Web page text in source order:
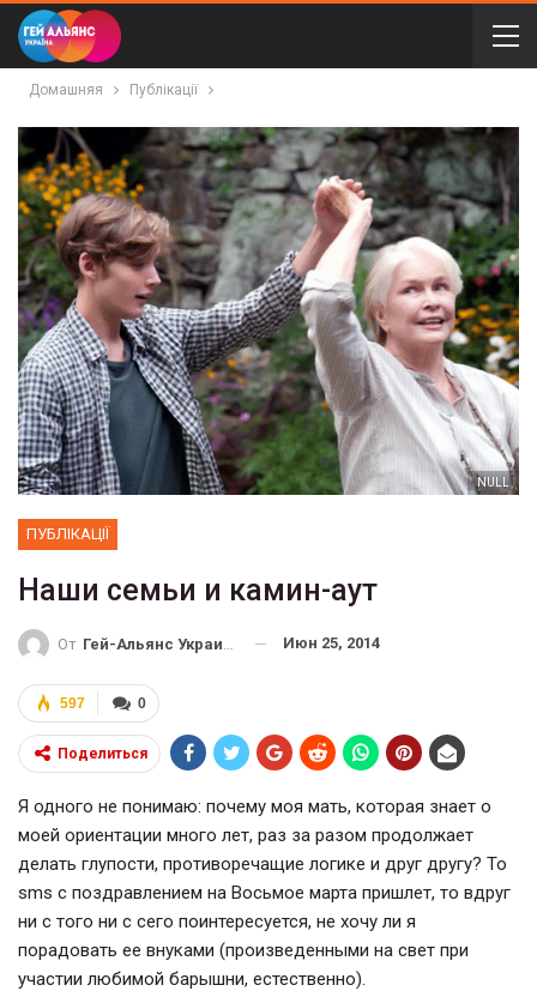
Домашняя Публікації
NULL
ПУБЛІКАЦІЇ
Наши семьи и камин-аут
От Гей-Альянс Украина Июн 25, 2014
0
597
Поделиться
Я одного не понимаю: почему моя мать, которая знает о
моей ориентации много лет, раз за разом продолжает
делать глупости, противоречащие логике и друг другу? То
sms с поздравлением на Восьмое марта пришлет, то вдруг
ни с того ни с сего поинтересуется, не хочу ли я
порадовать ее внуками (произведенными на свет при
участии любимой барышни, естественно).